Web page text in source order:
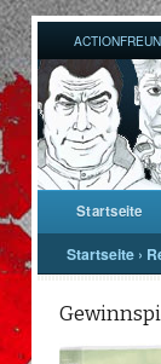
Startseite
Startseite ›